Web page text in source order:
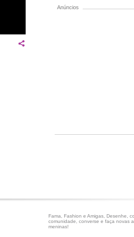
Anúncios
Fama, Fashion e Amigas, Desenhe,
comunidade, converse e faça novas
meninas!